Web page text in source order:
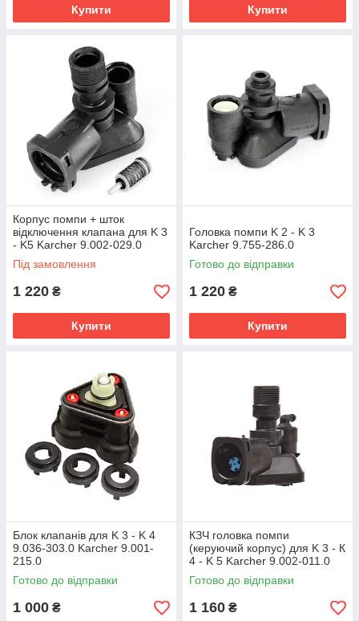
Купити Купити
Корпус помпи + шток
відключення клапана для K 3
- K5 Karcher 9.002-029.0
Під замовлення
1 220 ₴
Купити
Головка помпи K 2 - K 3
Karcher 9.755-286.0
Готово до відправки
1 220 ₴
Купити
Блок клапанів для K 3 - K 4
9.036-303.0 Karcher 9.001-
215.0
Готово до відправки
1 000 ₴
КЗЧ головка помпи
(керуючий корпус) для K 3 - К
4 - K 5 Karcher 9.002-011.0
Готово до відправки
1 160 ₴